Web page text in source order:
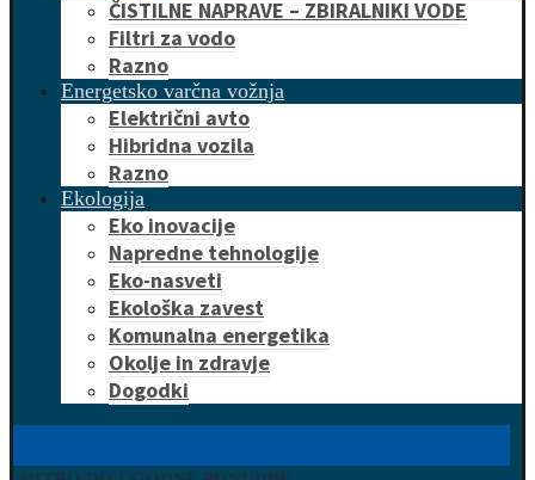
ČISTILNE NAPRAVE – ZBIRALNIKI VODE
Filtri za vodo
Razno
Energetsko varčna vožnja
Električni avto
Hibridna vozila
Razno
Ekologija
Eko inovacije
Napredne tehnologije
Eko-nasveti
Ekološka zavest
Komunalna energetika
Okolje in zdravje
Dogodki